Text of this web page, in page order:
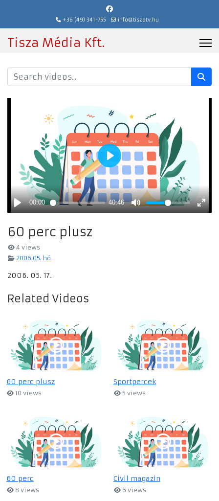
+36 (49) 341-755 info@tiszatv.hu
Tisza Média Kft.
60 perc plusz
4 views
2006.05. hó
2006. 05. 17.
Related Videos
60 perc plusz
10 views
Sportpercek
5 views
60 perc
8 views
Civil magazin
6 views